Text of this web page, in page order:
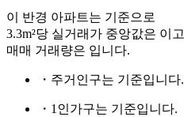
이 반경 아파트는 기준으로
3.3m²당 실거래가 중앙값은 이고
매매 거래량은 입니다.
・주거인구는 기준입니다.
・1인가구는 기준입니다.